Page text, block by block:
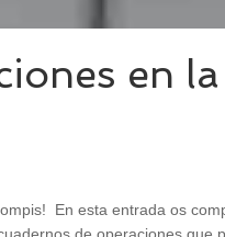
en
En esta entrada os